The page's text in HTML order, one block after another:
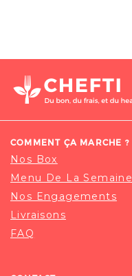
COMMENT ÇA MARCHE ?
Nos Box
Menu De La Semaine
Nos Engagements
Livraisons
FAQ